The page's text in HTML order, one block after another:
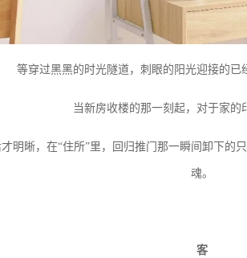
等穿过黑黑的时光隧道，刺眼的阳光迎接的已
当新房收楼的那一刻起，对于家的
明晰，在“住所”里，回归推门那一瞬间卸下的
魂。
客